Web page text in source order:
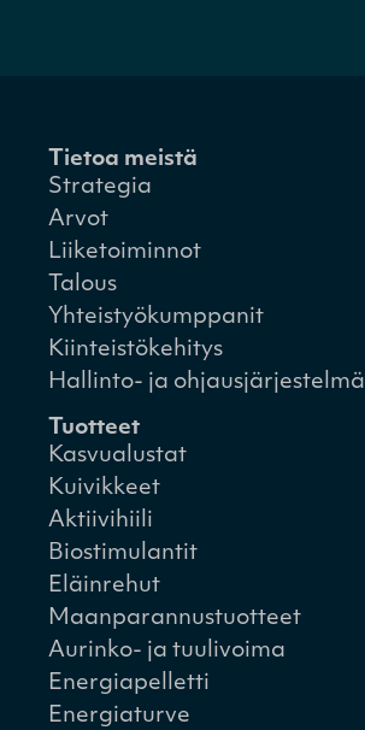
Tietoa meistä
Strategia
Arvot
Liiketoiminnot
Talous
Yhteistyökumppanit
Kiinteistökehitys
Hallinto- ja ohjausjärjestelmä
Tuotteet
Kasvualustat
Kuivikkeet
Aktiivihiili
Biostimulantit
Eläinrehut
Maanparannustuotteet
Aurinko- ja tuulivoima
Energiapelletti
Energiaturve